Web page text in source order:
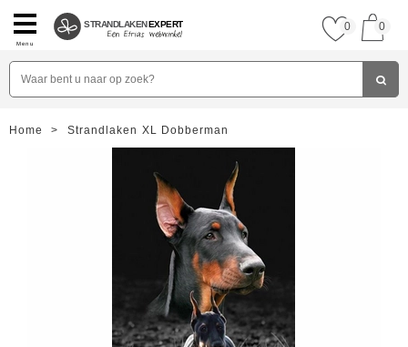
Menu
STRANDLAKENEXPERT 0 0
Home > Strandlaken XL Dobberman